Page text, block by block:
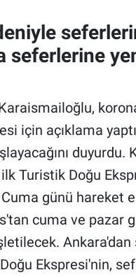
seferlerine
için açıklama
Turistik Doğu
günü hareket
cuma ve pazar
Ekspresi'nin,